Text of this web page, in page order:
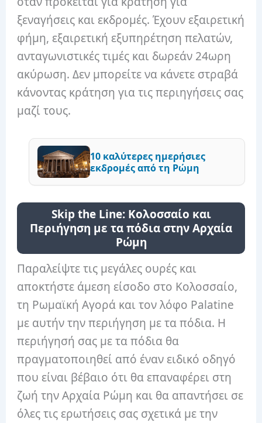
ξεναγήσεις και εκδρομές. Έχουν εξαιρετική
φήμη, εξαιρετική εξυπηρέτηση πελατών,
ανταγωνιστικές τιμές και δωρεάν 24ωρη
ακύρωση. Δεν μπορείτε να κάνετε στραβά
κάνοντας κράτηση για τις περιηγήσεις σας
μαζί τους.
10 καλύτερες ημερήσιες
εκδρομές από τη Ρώμη
Skip the Line: Κολοσσαίο και
Περιήγηση με τα πόδια στην Αρχαία
Ρώμη
Παραλείψτε τις μεγάλες ουρές και
αποκτήστε άμεση είσοδο στο Κολοσσαίο,
τη Ρωμαϊκή Αγορά και τον λόφο Palatine
με αυτήν την περιήγηση με τα πόδια. Η
περιήγησή σας με τα πόδια θα
πραγματοποιηθεί από έναν ειδικό οδηγό
που είναι βέβαιο ότι θα επαναφέρει στη
ζωή την Αρχαία Ρώμη και θα απαντήσει σε
όλες τις ερωτήσεις σας σχετικά με την